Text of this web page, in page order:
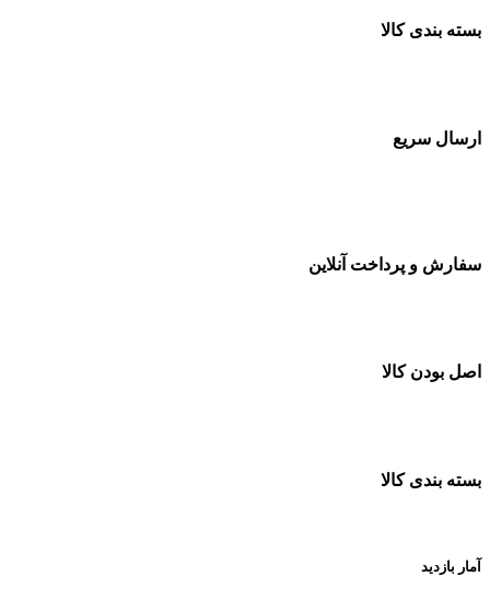
بسته بندی کالا
ارسال سریع
سفارش و پرداخت آنلاین
اصل بودن کالا
بسته بندی کالا
آمار بازدید